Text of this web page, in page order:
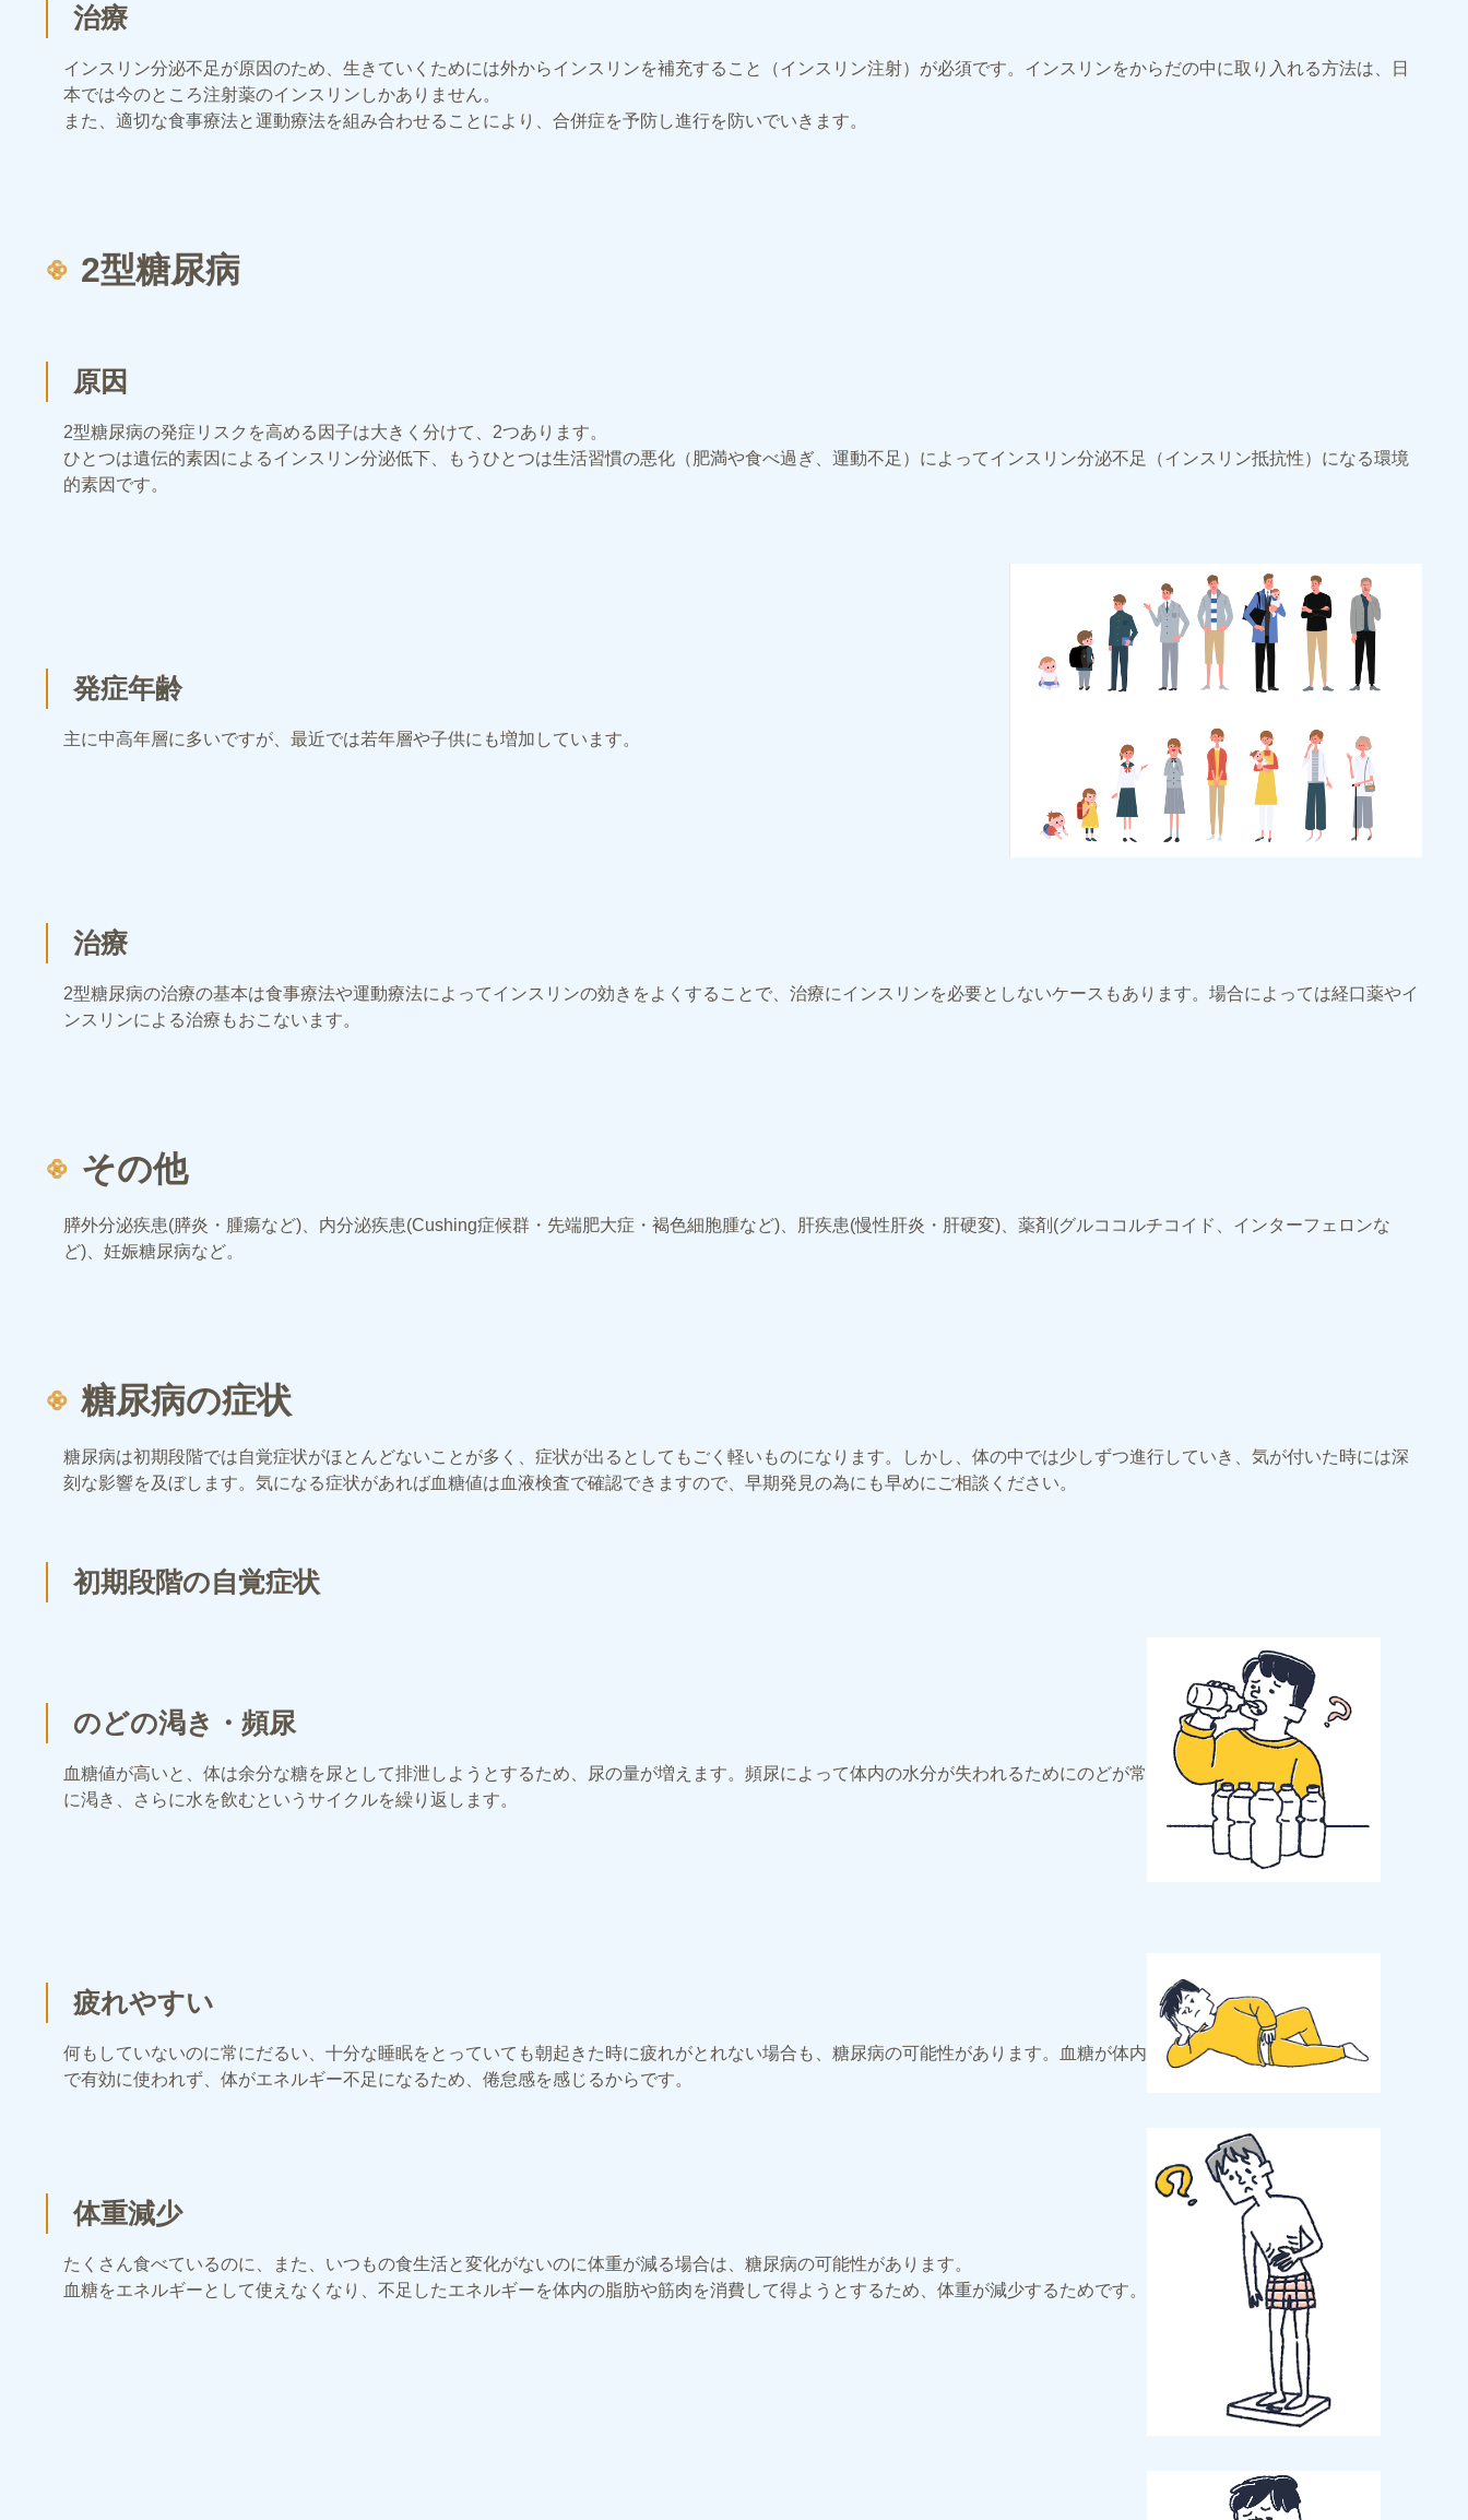
治療
インスリン分泌不足が原因のため、生きていくためには外からインスリンを補充すること（インスリン注射）が必須です。インスリンをからだの中に取り入れる方法は、日
本では今のところ注射薬のインスリンしかありません。
また、適切な食事療法と運動療法を組み合わせることにより、合併症を予防し進行を防いでいきます。
2型糖尿病
原因
2型糖尿病の発症リスクを高める因子は大きく分けて、2つあります。
ひとつは遺伝的素因によるインスリン分泌低下、もうひとつは生活習慣の悪化（肥満や食べ過ぎ、運動不足）によってインスリン分泌不足（インスリン抵抗性）になる環境
的素因です。
発症年齢
主に中高年層に多いですが、最近では若年層や子供にも増加しています。
治療
2型糖尿病の治療の基本は食事療法や運動療法によってインスリンの効きをよくすることで、治療にインスリンを必要としないケースもあります。場合によっては経口薬やイ
ンスリンによる治療もおこないます。
その他
膵外分泌疾患(膵炎・腫瘍など)、内分泌疾患(Cushing症候群・先端肥大症・褐色細胞腫など)、肝疾患(慢性肝炎・肝硬変)、薬剤(グルココルチコイド、インターフェロンな
ど)、妊娠糖尿病など。
糖尿病の症状
糖尿病は初期段階では自覚症状がほとんどないことが多く、症状が出るとしてもごく軽いものになります。しかし、体の中では少しずつ進行していき、気が付いた時には深
刻な影響を及ぼします。気になる症状があれば血糖値は血液検査で確認できますので、早期発見の為にも早めにご相談ください。
初期段階の自覚症状
のどの渇き・頻尿
血糖値が高いと、体は余分な糖を尿として排泄しようとするため、尿の量が増えます。頻尿によって体内の水分が失われるためにのどが常
に渇き、さらに水を飲むというサイクルを繰り返します。
疲れやすい
何もしていないのに常にだるい、十分な睡眠をとっていても朝起きた時に疲れがとれない場合も、糖尿病の可能性があります。血糖が体内
で有効に使われず、体がエネルギー不足になるため、倦怠感を感じるからです。
体重減少
たくさん食べているのに、また、いつもの食生活と変化がないのに体重が減る場合は、糖尿病の可能性があります。
血糖をエネルギーとして使えなくなり、不足したエネルギーを体内の脂肪や筋肉を消費して得ようとするため、体重が減少するためです。